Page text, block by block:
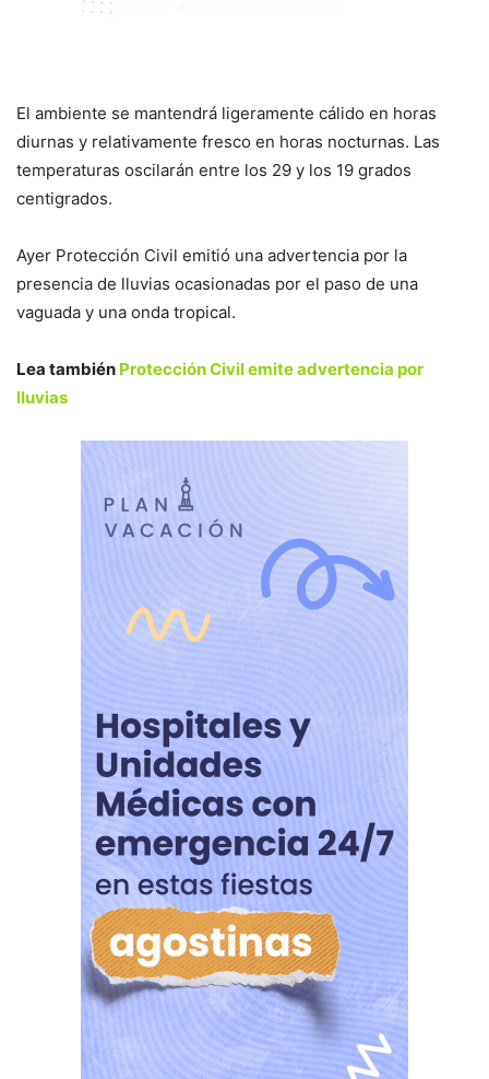
El ambiente se mantendrá ligeramente cálido en horas
diurnas y relativamente fresco en horas nocturnas. Las
temperaturas oscilarán entre los 29 y los 19 grados
centigrados.
Ayer Protección Civil emitió una advertencia por la
presencia de lluvias ocasionadas por el paso de una
vaguada y una onda tropical.
Lea también Protección Civil emite advertencia por
lluvias